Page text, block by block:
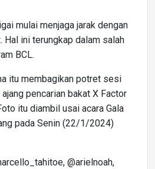
mulai menjaga jarak dengan
ini terungkap dalam salah
BCL.
itu membagikan potret sesi
pencarian bakat X Factor
itu diambil usai acara Gala
pada Senin (22/1/2024)
@arielnoah,